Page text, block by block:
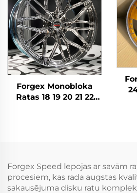
G22 M3 M4
Forgex Monobloka
Ratas 18 19 20 21 22
Ratas
Forgex Speed lepojas ar savām
procesiem, kas rada augstas
sakausējuma disku ratu